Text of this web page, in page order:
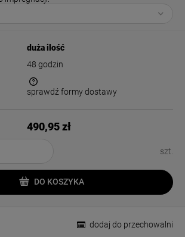
duża ilość
48 godzin
ewentualnych kosztów płatności
sprawdź formy dostawy
490,95 zł
szt.
DO KOSZYKA
dodaj do przechowalni